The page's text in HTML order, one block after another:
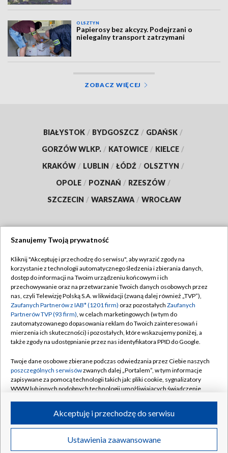
OLSZTYN
Papierosy bez akcyzy. Podejrzani o
nielegalny transport zatrzymani
ZOBACZ WIĘCEJ
BIAŁYSTOK / BYDGOSZCZ / GDAŃSK /
GORZÓW WLKP. / KATOWICE / KIELCE /
KRAKÓW / LUBLIN / ŁÓDŹ / OLSZTYN /
OPOLE / POZNAŃ / RZESZÓW /
SZCZECIN / WARSZAWA / WROCŁAW
TVP
Abonament TVP
Emisja w TVP
Centrum informacji TVP
Naziemna Telewizja Cyfrowa
Rada Programowa
System NOS
Informacje o nadawcy
Program dla prasy
Ogłoszenie przetargowe
Regulamin TVP
Polityka prywatności
Moje zgody
Pomoc
Kontakt
Kanały
©2026 Telewizja Polska S.A. w likwidacji
Szanujemy Twoją prywatność
Kliknij "Akceptuję i przechodzę do serwisu", aby wyrazić zgody na
korzystanie z technologii automatycznego śledzenia i zbierania danych,
dostęp do informacji na Twoim urządzeniu końcowym i ich
przechowywanie oraz na przetwarzanie Twoich danych osobowych przez
nas, czyli Telewizję Polską S.A. w likwidacji (zwaną dalej również „TVP”),
Zaufanych Partnerów z IAB* (1201 firm) oraz pozostałych Zaufanych
Partnerów TVP (93 firm), w celach marketingowych (w tym do
zautomatyzowanego dopasowania reklam do Twoich zainteresowań i
mierzenia ich skuteczności) i pozostałych, które wskazujemy poniżej, a
także zgody na udostępnianie przez nas identyfikatora PPID do Google.
Twoje dane osobowe zbierane podczas odwiedzania przez Ciebie naszych
poszczególnych serwisówzwanych dalej „Portalem”, w tym informacje
zapisywane za pomocą technologii takich jak: pliki cookie, sygnalizatory
WWW lub innych podobnych technologii umożliwiających świadczenie
ruchu w Internecie.
Twoje dane osobowe zbierane podczas odwiedzania przez Ciebie
poszczególnych serwisówna Portalu, takie jak adresy IP, identyfikatory
Ustawienia zaawansowane
Akceptuję i przechodzę do serwisu